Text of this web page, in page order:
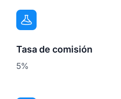
Tasa de comisión
5%